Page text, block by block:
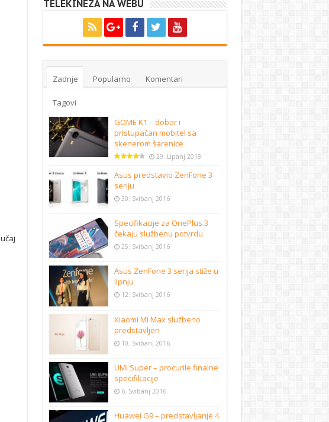
TELEKINEZA NA WEBU
Zadnje Popularno Komentari
Tagovi
GOME K1 – dobar i
pristupačan mobitel sa
skenerom šarenice
29. Lipanj 2018
Asus predstavio ZenFone 3
seriju
30. Svibanj 2016
Specifikacije za OnePlus 3
čekaju službenu potvrdu
25. Svibanj 2016
Asus ZenFone 3 serija stiže u
lipnju
12. Svibanj 2016
Xiaomi Mi Max službeno
predstavljen
10. Svibanj 2016
UMi Super – procurile finalne
specifikacije
6. Svibanj 2016
Huawei G9 – predstavljanje 4.